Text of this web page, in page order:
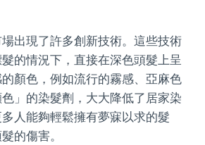
出現了許多創新技術。這些技術
的情況下，直接在深色頭髮上呈
顏色，例如流行的霧感、亞麻色
」的染髮劑，大大降低了居家染
人能夠輕鬆擁有夢寐以求的髮
的傷害。